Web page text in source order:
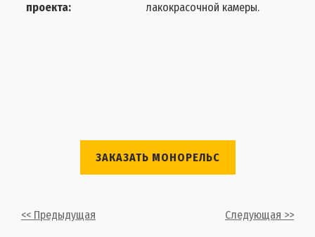
проекта:
лакокрасочной камеры.
ЗАКАЗАТЬ МОНОРЕЛЬС
<< Предыдущая Следующая >>